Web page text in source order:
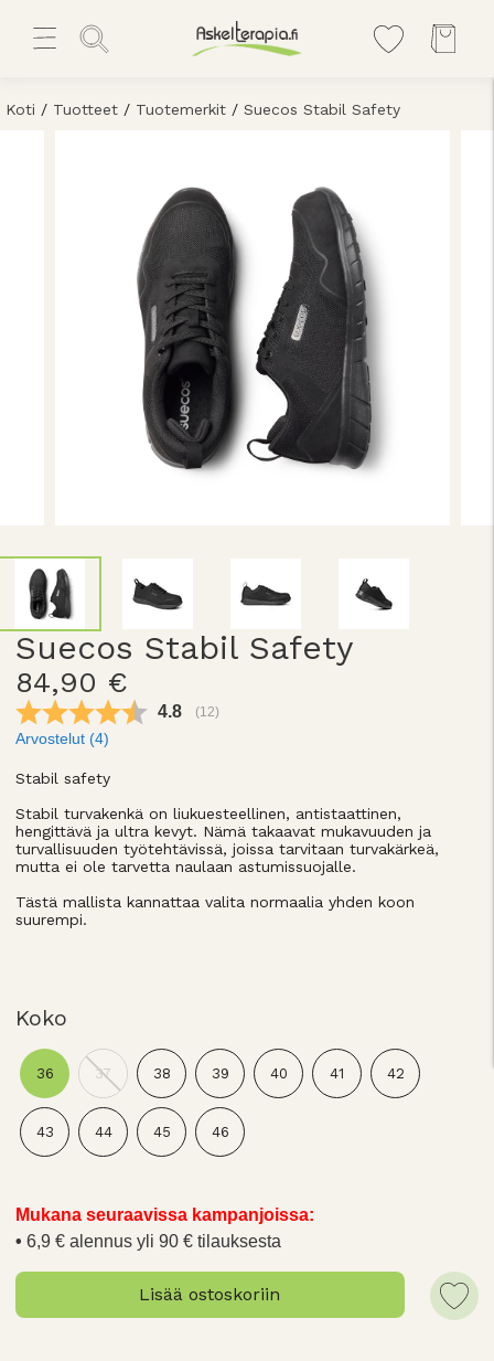
Koti / Tuotteet / Tuotemerkit / Suecos Stabil Safety
Suecos Stabil Safety
84,90 €
Keskimääräinen luokitus:
4.8 (äänet:
12)
Arvostelut (4)
Stabil safety
Stabil turvakenkä on liukuesteellinen, antistaattinen,
hengittävä ja ultra kevyt. Nämä takaavat mukavuuden ja
turvallisuuden työtehtävissä, joissa tarvitaan turvakärkeä,
mutta ei ole tarvetta naulaan astumissuojalle.
Tästä mallista kannattaa valita normaalia yhden koon
suurempi.
Koko
36 37 38 39 40 41 42
43 44 45 46
Mukana seuraavissa kampanjoissa:
6,9 € alennus yli 90 € tilauksesta
Lisää ostoskoriin